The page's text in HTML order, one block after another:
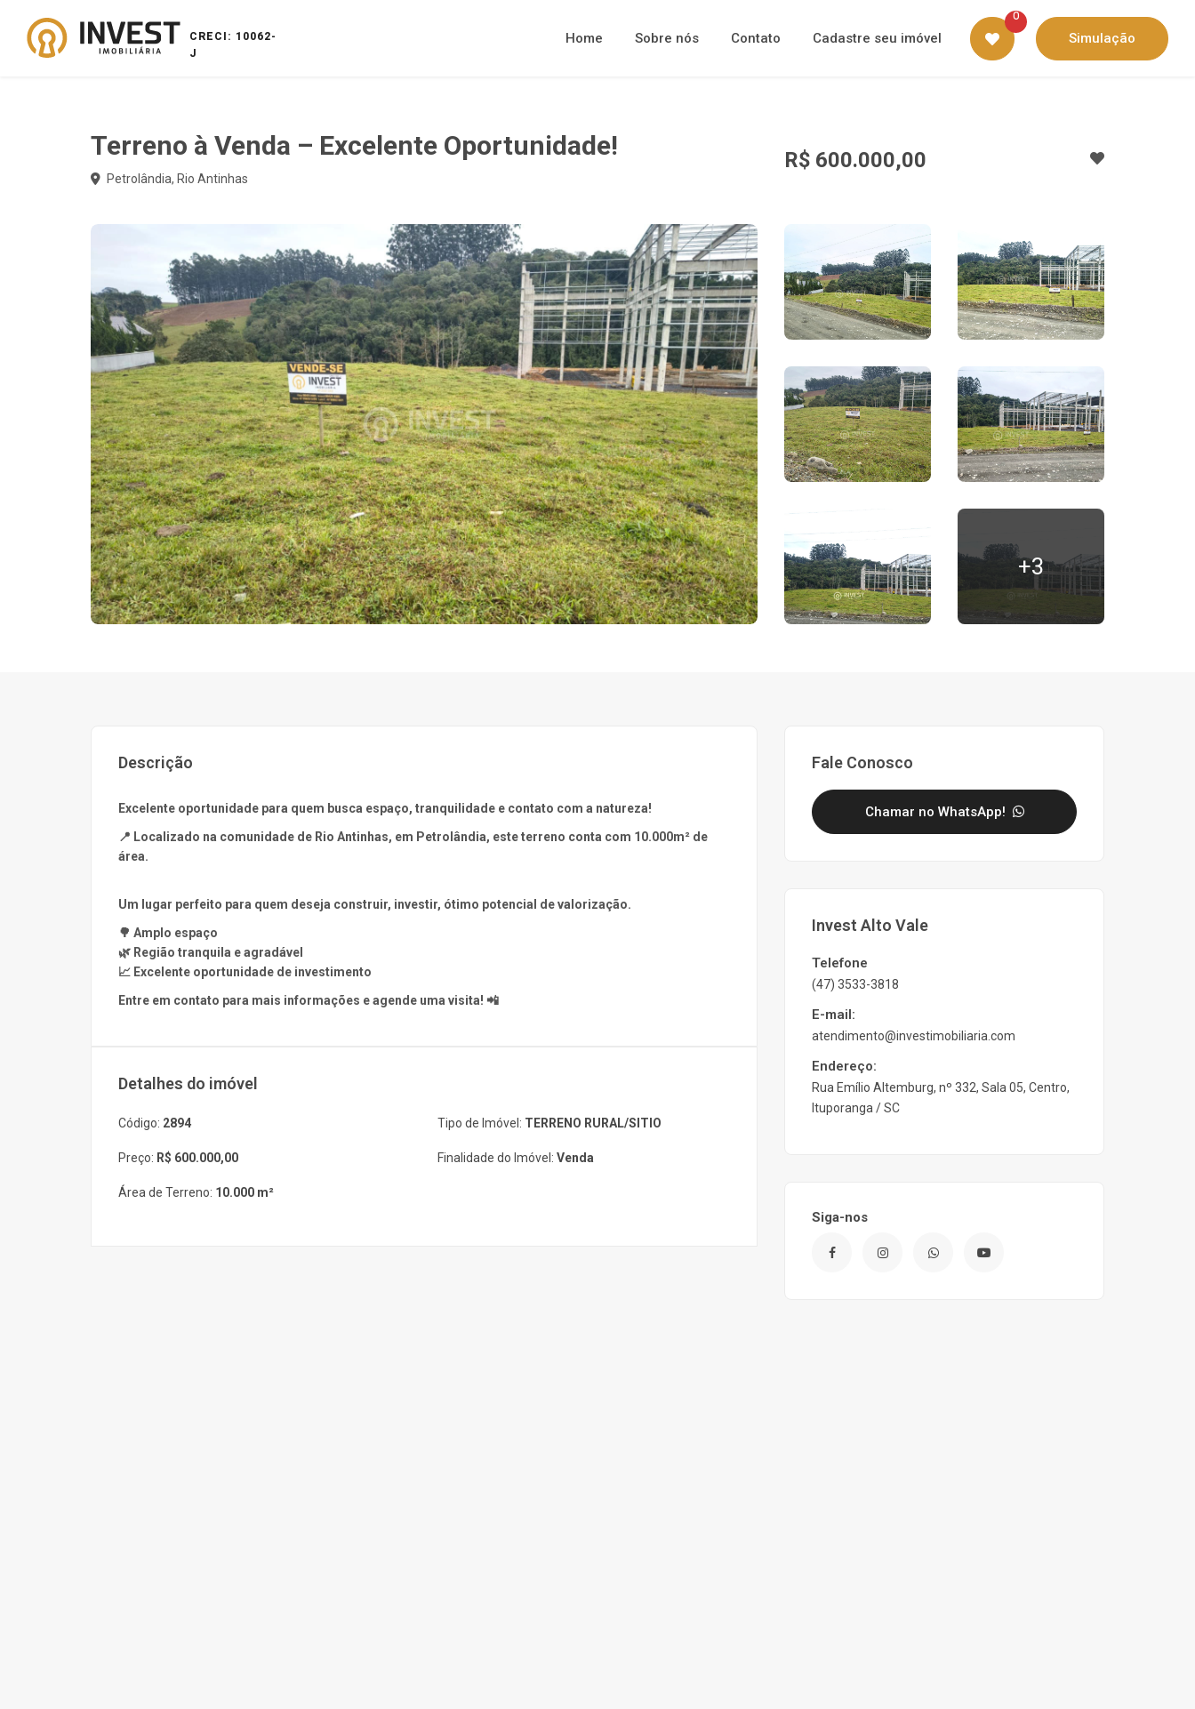
CRECI: 10062-
J
Home Sobre nós Contato Cadastre seu imóvel
0
Simulação
Terreno à Venda – Excelente Oportunidade!
Petrolândia, Rio Antinhas
R$ 600.000,00
+3
Descrição
Excelente oportunidade para quem busca espaço, tranquilidade e contato com a natureza!
📍 Localizado na comunidade de Rio Antinhas, em Petrolândia, este terreno conta com 10.000m² de
área.
Um lugar perfeito para quem deseja construir, investir, ótimo potencial de valorização.
🌳 Amplo espaço
🌿 Região tranquila e agradável
📈 Excelente oportunidade de investimento
Entre em contato para mais informações e agende uma visita! 📲
Detalhes do imóvel
Código: 2894
Preço: R$ 600.000,00
Área de Terreno: 10.000 m²
Tipo de Imóvel: TERRENO RURAL/SITIO
Finalidade do Imóvel: Venda
Fale Conosco
Chamar no WhatsApp!
Invest Alto Vale
Telefone
(47) 3533-3818
E-mail:
atendimento@investimobiliaria.com
Endereço:
Rua Emílio Altemburg, nº 332, Sala 05, Centro,
Ituporanga / SC
Siga-nos